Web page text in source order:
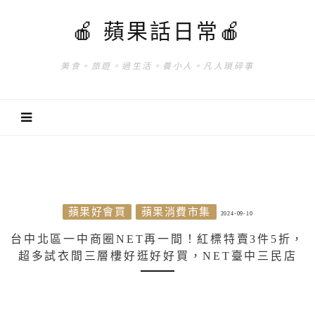
🍎 蘋果話日常🍎
美食。旅遊。過生活。養小人。凡人瑣碎事
蘋果好會買 蘋果消費市集 2024-09-10
台中北區一中商圈NET再一間！紅標特賣3件5折，
超多試衣間三層樓好逛好好買，NET臺中三民店